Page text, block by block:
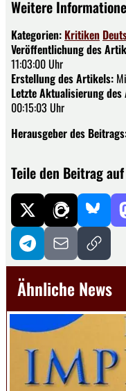
Weitere
Kategorien: Kritiken
Veröffentlichung des
11:03:00 Uhr
Erstellung des Artikels:
Letzte Aktualisierung
00:15:03 Uhr
Herausgeber des
Teile den Beitrag auf
Ähnliche News